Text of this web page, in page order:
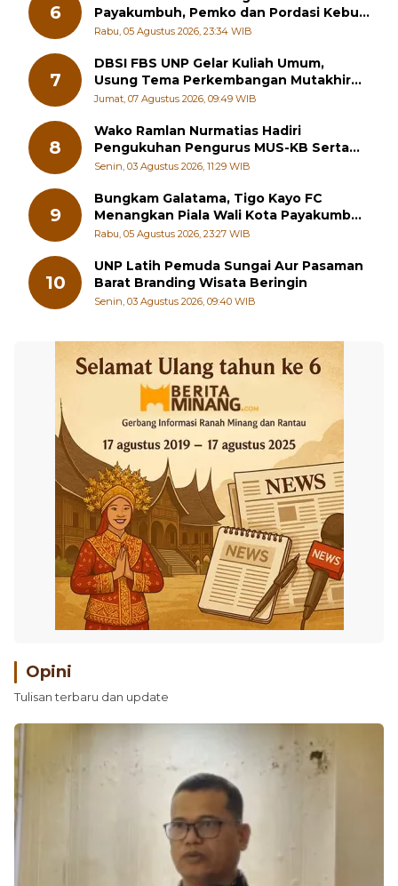
6
Payakumbuh, Pemko dan Pordasi Kebut
Persiapan!
Rabu, 05 Agustus 2026, 23:34 WIB
7
DBSI FBS UNP Gelar Kuliah Umum,
Usung Tema Perkembangan Mutakhir
Sastra Dunia
Jumat, 07 Agustus 2026, 09:49 WIB
8
Wako Ramlan Nurmatias Hadiri
Pengukuhan Pengurus MUS-KB Serta
LMKB Periode 2026-2031,
Senin, 03 Agustus 2026, 11:29 WIB
9
Bungkam Galatama, Tigo Kayo FC
Menangkan Piala Wali Kota Payakumbuh
Cup 2026
Rabu, 05 Agustus 2026, 23:27 WIB
10
UNP Latih Pemuda Sungai Aur Pasaman
Barat Branding Wisata Beringin
Senin, 03 Agustus 2026, 09:40 WIB
Opini
Tulisan terbaru dan update